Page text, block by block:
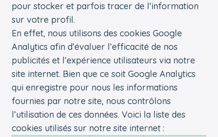
pour stocker et parfois tracer de l’information
sur votre profil.
En effet, nous utilisons des cookies Google
Analytics afin d’évaluer l’efficacité de nos
publicités et l’expérience utilisateurs via notre
site internet. Bien que ce soit Google Analytics
qui enregistre pour nous les informations
fournies par notre site, nous contrôlons
l’utilisation de ces données. Voici la liste des
cookies utilisés sur notre site internet :